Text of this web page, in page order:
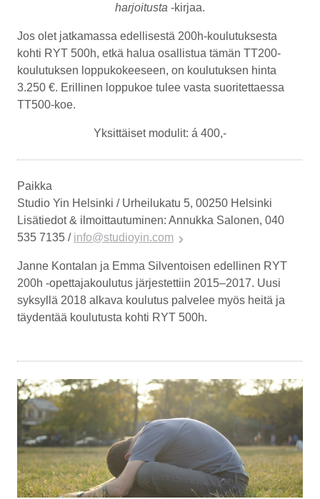
harjoitusta -kirjaa.
Jos olet jatkamassa edellisestä 200h-koulutuksesta
kohti RYT 500h, etkä halua osallistua tämän TT200-
koulutuksen loppukokeeseen, on koulutuksen hinta
3.250 €. Erillinen loppukoe tulee vasta suoritettaessa
TT500-koe.
Yksittäiset modulit: á 400,-
Paikka
Studio Yin Helsinki / Urheilukatu 5, 00250 Helsinki
Lisätiedot & ilmoittautuminen: Annukka Salonen, 040
535 7135 / info@studioyin.com
Janne Kontalan ja Emma Silventoisen edellinen RYT
200h -opettajakoulutus järjestettiin 2015–2017. Uusi
syksyllä 2018 alkava koulutus palvelee myös heitä ja
täydentää koulutusta kohti RYT 500h.